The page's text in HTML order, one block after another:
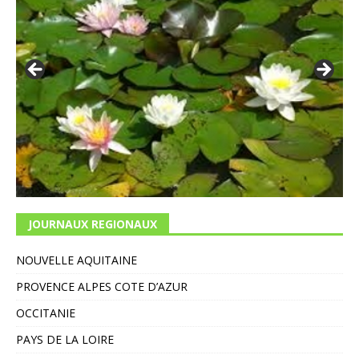
JOURNAUX REGIONAUX
NOUVELLE AQUITAINE
PROVENCE ALPES COTE D’AZUR
OCCITANIE
PAYS DE LA LOIRE